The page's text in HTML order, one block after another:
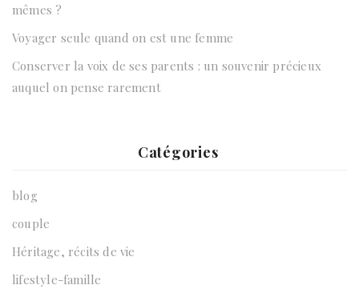
mêmes ?
Voyager seule quand on est une femme
Conserver la voix de ses parents : un souvenir précieux
auquel on pense rarement
Catégories
blog
couple
Héritage, récits de vie
lifestyle-famille